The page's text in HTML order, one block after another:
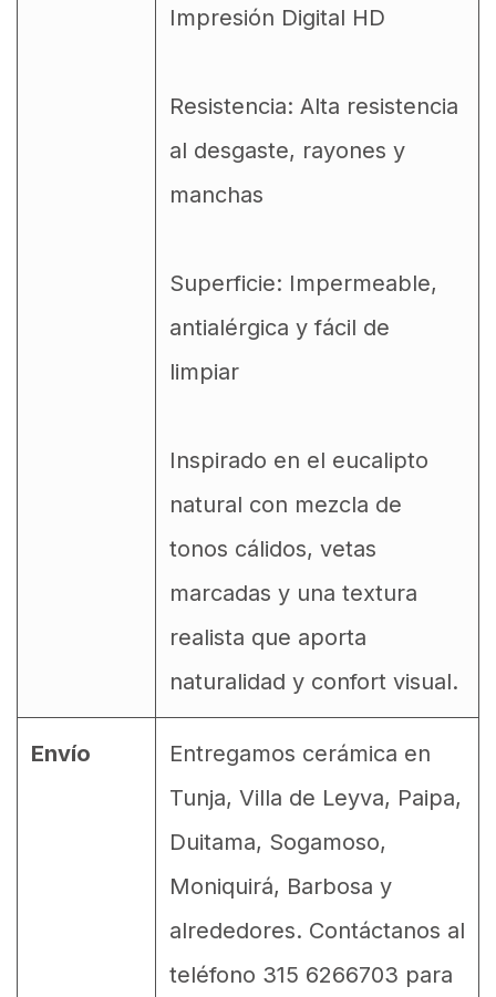
Impresión Digital HD
Resistencia: Alta resistencia
al desgaste, rayones y
manchas
Superficie: Impermeable,
antialérgica y fácil de
limpiar
Inspirado en el eucalipto
natural con mezcla de
tonos cálidos, vetas
marcadas y una textura
realista que aporta
naturalidad y confort visual.
Envío
Entregamos cerámica en
Tunja, Villa de Leyva, Paipa,
Duitama, Sogamoso,
Moniquirá, Barbosa y
alrededores. Contáctanos al
teléfono 315 6266703 para